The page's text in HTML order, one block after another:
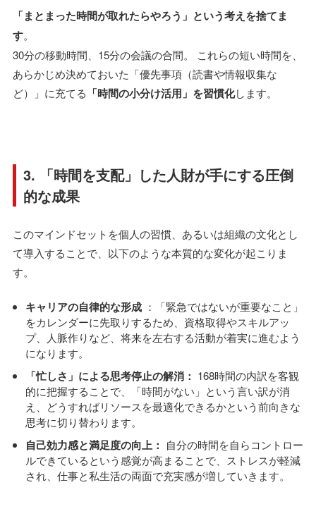
「まとまった時間が取れたらやろう」という考えを捨てま
す。
30分の移動時間、15分の会議の合間。 これらの短い時間を、
あらかじめ決めておいた「優先事項（読書や情報収集な
ど）」に充てる 「時間の小分け活用」を習慣化します。
3. 「時間を支配」した人財が手にする圧倒
的な成果
このマインドセットを個人の習慣、あるいは組織の文化とし
て導入することで、以下のような本質的な変化が起こりま
す。
キャリアの自律的な形成 ：「緊急ではないが重要なこと」
をカレンダーに先取りするため、資格取得やスキルアッ
プ、人脈作りなど、将来を左右する活動が着実に進むよう
になります。
「忙しさ」による思考停止の解消： 168時間の内訳を客観
的に把握することで、「時間がない」という言い訳が消
え、どうすればリソースを最適化できるかという前向きな
思考に切り替わります。
自己効力感と満足度の向上： 自分の時間を自らコントロー
ルできているという感覚が高まることで、ストレスが軽減
され、仕事と私生活の両面で充実感が増していきます。